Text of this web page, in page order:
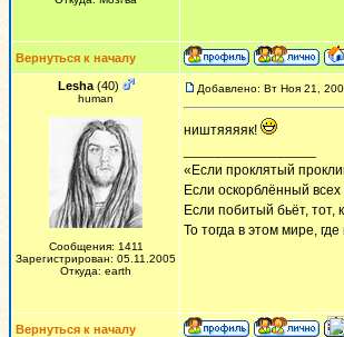
Вернуться к началу
Lesha(40)
human
Сообщения: 1411
Зарегистрирован: 05.11.2005
Откуда: earth
Добавлено: Вт Ноя 21,
ништяяяяк!
«Если проклятый
Если оскорблённый всех
Если побитый бьёт, тот,
То тогда в этом мире,
Вернуться к началу